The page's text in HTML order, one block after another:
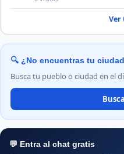
Ver
🔍 ¿No encuentras tu
Busca tu pueblo o ciudad en el
💬 Entra al chat gratis